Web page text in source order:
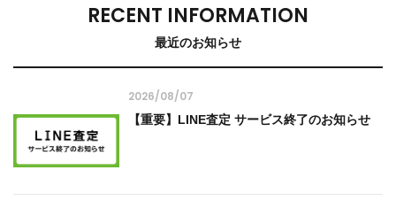
RECENT INFORMATION
最近のお知らせ
2026/08/07
【重要】LINE査定 サービス終了のお知らせ